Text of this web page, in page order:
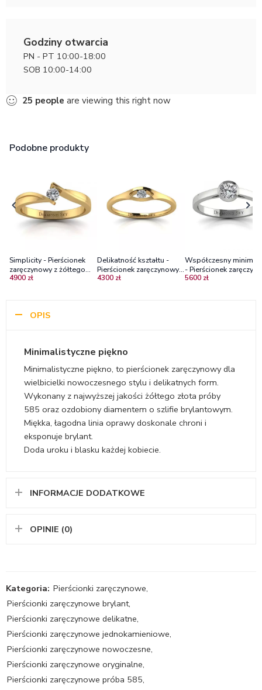
Godziny otwarcia
PN - PT 10:00-18:00
SOB 10:00-14:00
25 people are viewing this right now
Podobne produkty
Simplicity - Pierścionek
zaręczynowy z żółtego
złota z diamentami
4900 zł
Delikatność kształtu -
Pierścionek zaręczynowy z
żółtego złota z
4300 zł
Współczesny
- Pierścionek
z białego złota z
5600 zł
OPIS
Minimalistyczne piękno
Minimalistyczne piękno, to pierścionek zaręczynowy dla
wielbicielki nowoczesnego stylu i delikatnych form.
Wykonany z najwyższej jakości żółtego złota próby
585 oraz ozdobiony diamentem o szlifie brylantowym.
Miękka, łagodna linia oprawy doskonale chroni i
eksponuje brylant.
Doda uroku i blasku każdej kobiecie.
INFORMACJE DODATKOWE
OPINIE (0)
Kategoria: Pierścionki zaręczynowe,
Pierścionki zaręczynowe brylant,
Pierścionki zaręczynowe delikatne,
Pierścionki zaręczynowe jednokamieniowe,
Pierścionki zaręczynowe nowoczesne,
Pierścionki zaręczynowe oryginalne,
Pierścionki zaręczynowe próba 585,